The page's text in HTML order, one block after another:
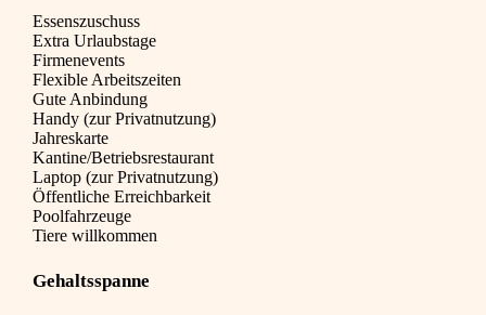
Essenszuschuss
Extra Urlaubstage
Firmenevents
Flexible Arbeitszeiten
Gute Anbindung
Handy (zur Privatnutzung)
Jahreskarte
Kantine/Betriebsrestaurant
Laptop (zur Privatnutzung)
Öffentliche Erreichbarkeit
Poolfahrzeuge
Tiere willkommen
Gehaltsspanne